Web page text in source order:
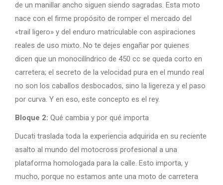
de un manillar ancho siguen siendo sagradas. Esta moto
nace con el firme propósito de romper el mercado del
«trail ligero» y del enduro matriculable con aspiraciones
reales de uso mixto. No te dejes engañar por quienes
dicen que un monocilíndrico de 450 cc se queda corto en
carretera; el secreto de la velocidad pura en el mundo real
no son los caballos desbocados, sino la ligereza y el paso
por curva. Y en eso, este concepto es el rey.
Bloque 2: Qué cambia y por qué importa
Ducati traslada toda la experiencia adquirida en su reciente
asalto al mundo del motocross profesional a una
plataforma homologada para la calle. Esto importa, y
mucho, porque no estamos ante una moto de carretera